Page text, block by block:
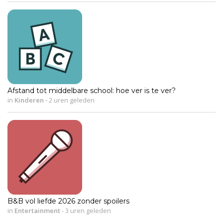
Afstand tot middelbare school: hoe ver is te ver?
in Kinderen -2 uren geleden
B&B vol liefde 2026 zonder spoilers
in Entertainment-3 uren geleden